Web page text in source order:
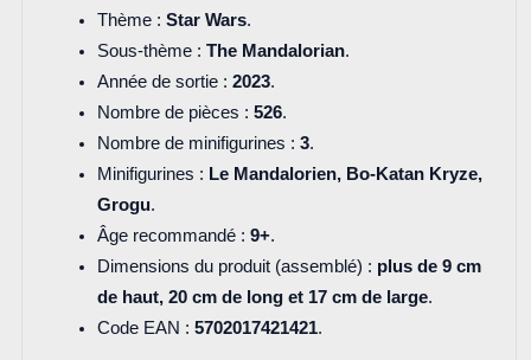
Thème : Star Wars.
Sous-thème : The Mandalorian.
Année de sortie : 2023.
Nombre de pièces : 526.
Nombre de minifigurines : 3.
Minifigurines : Le Mandalorien, Bo-Katan Kryze,
Grogu.
Âge recommandé : 9+.
Dimensions du produit (assemblé) : plus de 9 cm
de haut, 20 cm de long et 17 cm de large.
Code EAN : 5702017421421.